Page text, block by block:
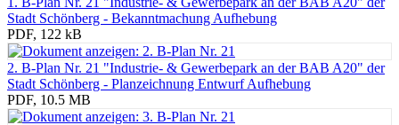
Stadt Schönberg - Bekanntmachung Aufhebung
PDF, 122 kB
2. B-Plan Nr. 21 "Industrie- & Gewerbepark an der BAB A20" der
Stadt Schönberg - Planzeichnung Entwurf Aufhebung
PDF, 10.5 MB